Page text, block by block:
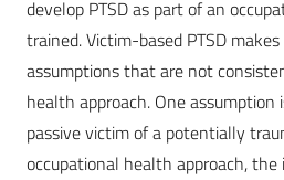
develop PTSD as part of an
trained. Victim-based PTSD
assumptions that are not
health approach. One
passive victim of a potentially
occupational health approach, the